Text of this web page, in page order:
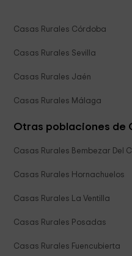
Casas Rurales Córdoba
Casas Rurales Sevilla
Casas Rurales Jaén
Casas Rurales Málaga
Otras poblaciones de
Casas Rurales Bembezar Del
Casas Rurales Hornachuelos
Casas Rurales La Ventilla
Casas Rurales Posadas
Casas Rurales Fuencubierta